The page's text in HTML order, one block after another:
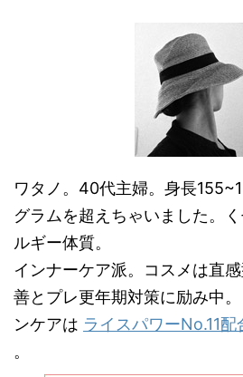
ワタノ。40代主婦。身長
グラムを超えちゃいました。
ルギー体質。
インナーケア派。コスメは直
善とプレ更年期対策に励み中
ンケアは ライスパワーNo.11
。